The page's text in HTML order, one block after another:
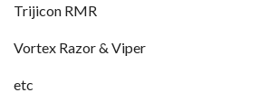
Trijicon RMR
Vortex Razor & Viper
etc